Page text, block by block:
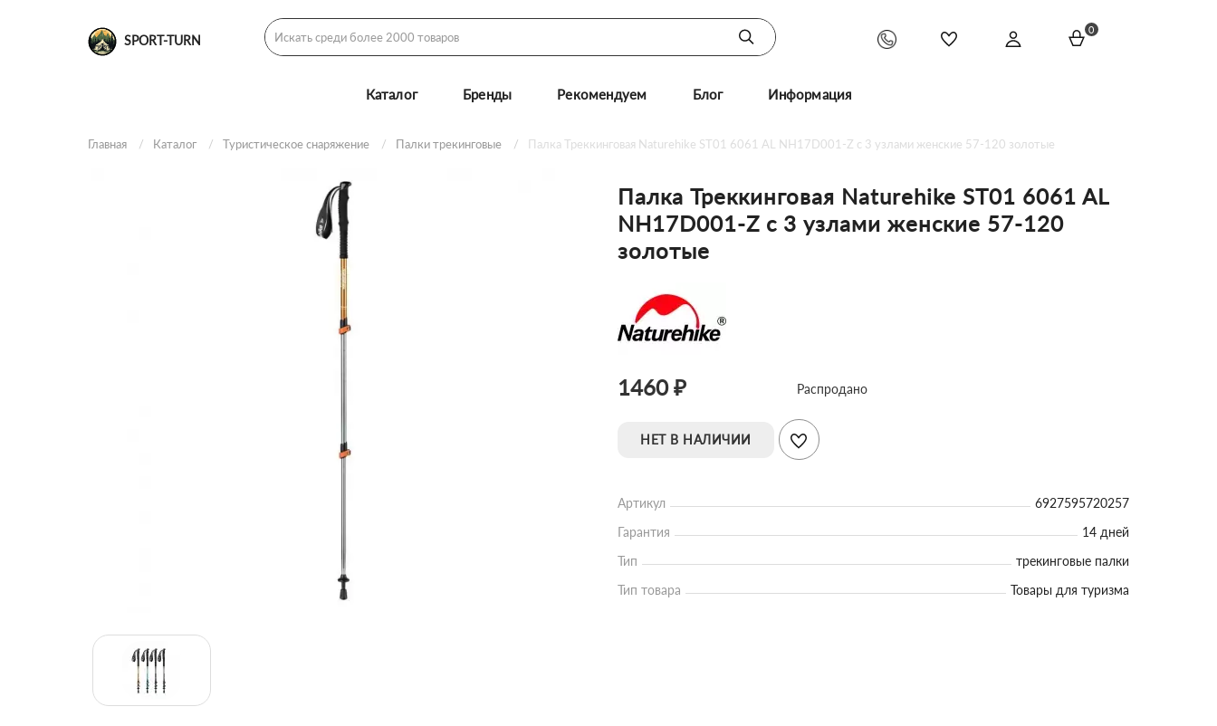
SPORT-TURN
0
Каталог Бренды Рекомендуем Блог Информация
Главная Каталог Туристическое снаряжение Палки трекинговые Палка Треккинговая Naturehike ST01 6061 AL NH17D001-Z с 3 узлами женские 57-120 золотые
Палка Треккинговая Naturehike ST01 6061 AL
NH17D001-Z с 3 узлами женские 57-120
золотые
1460 ₽ Распродано
НЕТ В НАЛИЧИИ
Артикул
6927595720257
Гарантия
14 дней
Тип
трекинговые палки
Тип товара
Товары для туризма